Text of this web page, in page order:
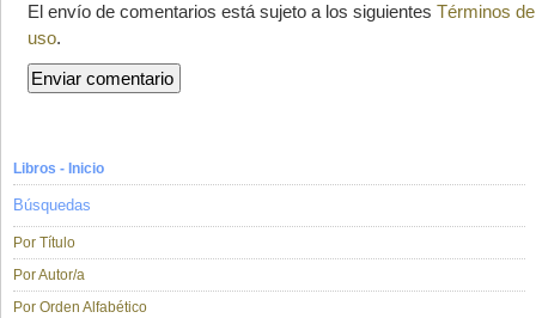
El envío de comentarios está sujeto a los siguientes Términos de
uso.
Libros - Inicio
Búsquedas
Por Título
Por Autor/a
Por Orden Alfabético